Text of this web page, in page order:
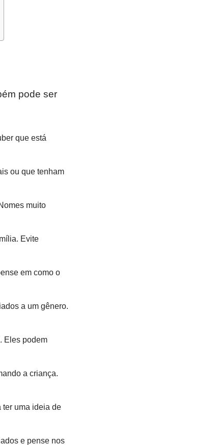
pode ser
que está
ou que tenham
muito
Evite
em como o
a um gênero.
Eles podem
a criança.
ter uma ideia de
e pense nos